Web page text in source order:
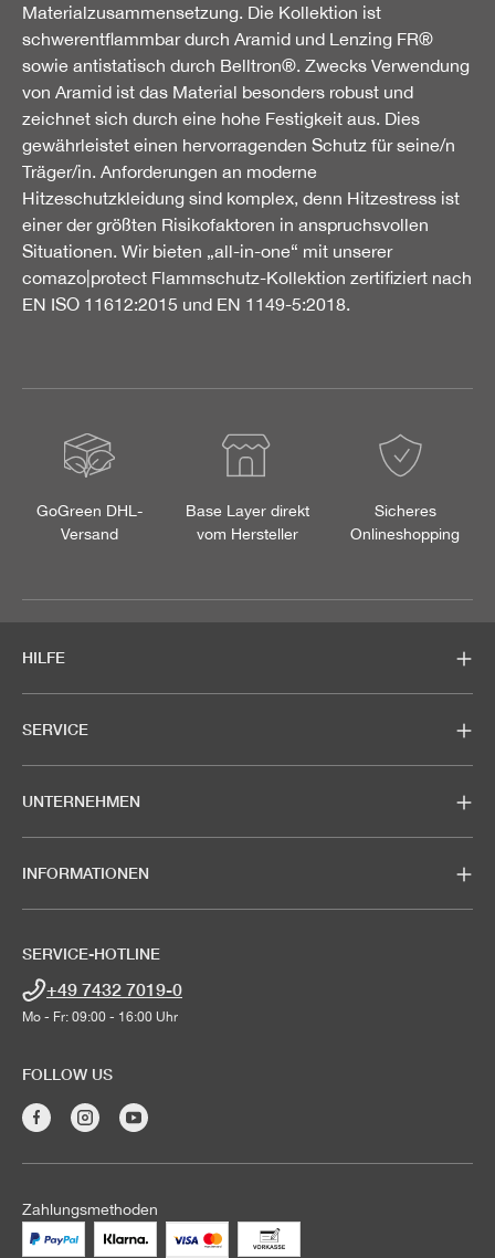
Materialzusammensetzung. Die Kollektion ist
schwerentflammbar durch Aramid und Lenzing FR®
sowie antistatisch durch Belltron®. Zwecks Verwendung
von Aramid ist das Material besonders robust und
zeichnet sich durch eine hohe Festigkeit aus. Dies
gewährleistet einen hervorragenden Schutz für seine/n
Träger/in. Anforderungen an moderne
Hitzeschutzkleidung sind komplex, denn Hitzestress ist
einer der größten Risikofaktoren in anspruchsvollen
Situationen. Wir bieten „all-in-one“ mit unserer
comazo|protect Flammschutz-Kollektion zertifiziert nach
EN ISO 11612:2015 und EN 1149-5:2018.
GoGreen DHL-
Versand
Base Layer direkt
vom Hersteller
Sicheres
Onlineshopping
HILFE
SERVICE
UNTERNEHMEN
INFORMATIONEN
SERVICE-HOTLINE
+49 7432 7019-0
Mo - Fr: 09:00 - 16:00 Uhr
FOLLOW US
Zahlungsmethoden